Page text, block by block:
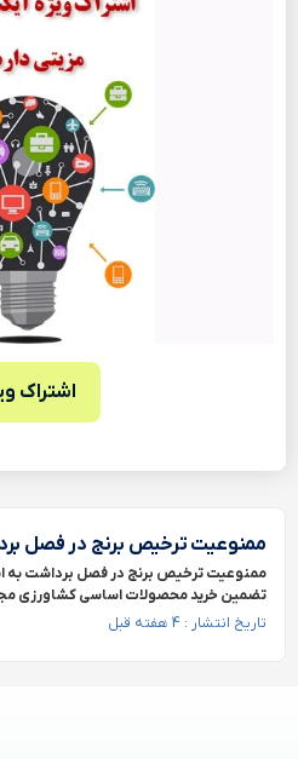
اشتراک
ممنوعیت ترخیص برنج در فصل
ممنوعیت ترخیص برنج در فصل برداشت به
تضمین خرید محصولات اساسی کشاورزی
تاریخ انتشار : 4 هفته قبل